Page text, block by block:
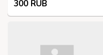
300 RUB